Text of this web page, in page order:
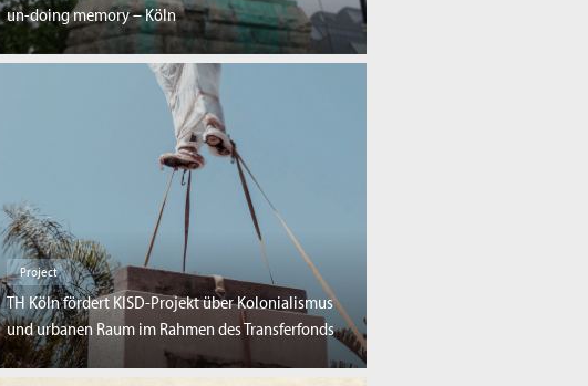
un-doing memory – Köln
Project
TH Köln fördert KISD-Projekt über Kolonialismus
und urbanen Raum im Rahmen des Transferfonds